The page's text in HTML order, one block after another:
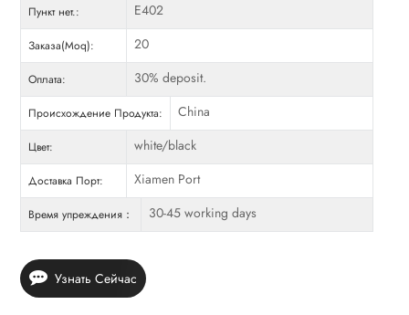
Пункт нет.: E402
Заказа(Moq): 20
Оплата: 30% deposit.
Происхождение Продукта: China
Цвет: white/black
Доставка Порт: Xiamen Port
Время упреждения： 30-45 working days
Узнать Сейчас